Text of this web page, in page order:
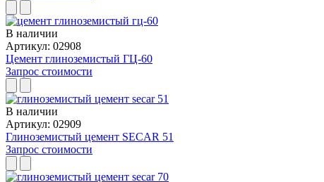
В наличии
Артикул: 02908
Цемент глиноземистый ГЦ-60
Запрос стоимости
В наличии
Артикул: 02909
Глиноземистый цемент SECAR 51
Запрос стоимости